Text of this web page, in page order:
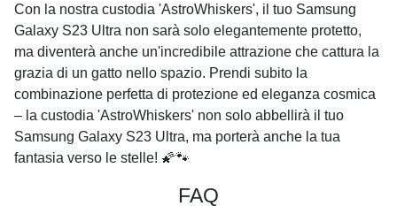
Con la nostra custodia 'AstroWhiskers', il tuo Samsung
Galaxy S23 Ultra non sarà solo elegantemente protetto,
ma diventerà anche un'incredibile attrazione che cattura la
grazia di un gatto nello spazio. Prendi subito la
combinazione perfetta di protezione ed eleganza cosmica
– la custodia 'AstroWhiskers' non solo abbellirà il tuo
Samsung Galaxy S23 Ultra, ma porterà anche la tua
fantasia verso le stelle! 🌠🐾
FAQ